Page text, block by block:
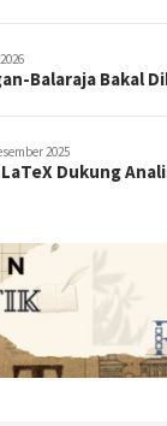
Balaraja Bakal
2025
Dukung